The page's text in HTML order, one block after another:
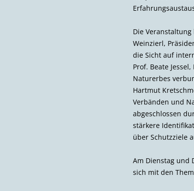
Die
Weinzierl,
die Sicht auf
Prof. Beate
Naturerbes
Hartmut
Verbänden und
abgeschlossen
stärkere
über Schutzziele
Am Dienstag und
sich mit den